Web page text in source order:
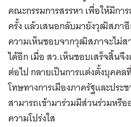
คณะกรรมการสรรหา เพื่อให้มีกา
ครั้ง แล้วเสนอกลับมายังวุฒิสภา
ความเห็นชอบจากวุฒิสภาจะไม่ส
ได้อีก เมื่อ สว.เห็นชอบเสร็จสิ้นจึ
ต่อไป กลายเป็นการแต่งตั้งบุคค
โทษทางการเมืองภาครัฐและประ
สามารถเข้ามาร่วมมีส่วนร่วมหรื
ความโปร่งใส